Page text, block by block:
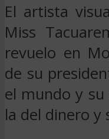
El artista
Miss
revuelo en
de su
el mundo y
la del dinero y